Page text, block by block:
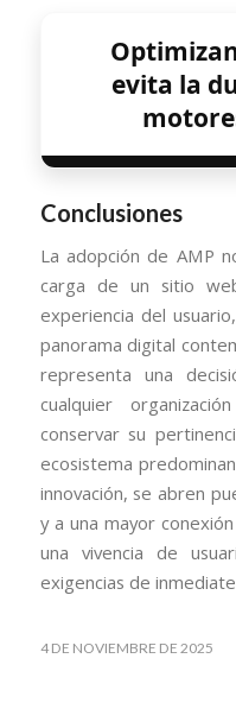
evita la
Conclusiones
La adopción de AMP
carga de un sitio
experiencia del
panorama digital
representa una
cualquier
conservar su
ecosistema
innovación, se abren
y a una mayor
una vivencia de
exigencias de
4 DE NOVIEMBRE DE 2025